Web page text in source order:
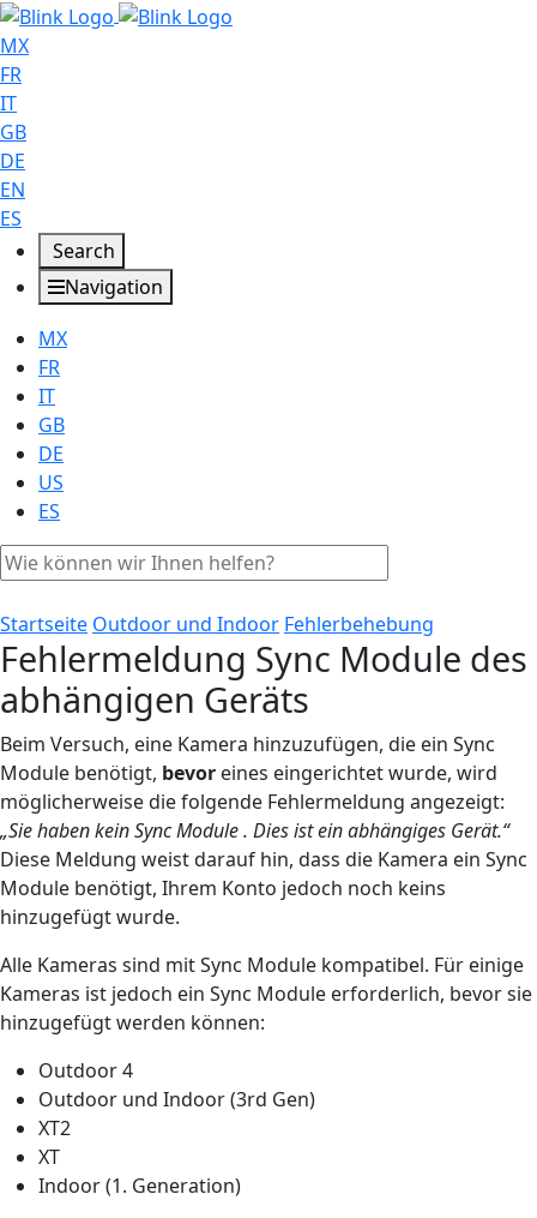
MX
FR
IT
GB
DE
EN
ES
Search
Navigation
MX
FR
IT
GB
DE
US
ES
Startseite Outdoor und Indoor Fehlerbehebung
Fehlermeldung Sync Module des
abhängigen Geräts
Beim Versuch, eine Kamera hinzuzufügen, die ein Sync
Module benötigt, bevor eines eingerichtet wurde, wird
möglicherweise die folgende Fehlermeldung angezeigt:
„Sie haben kein Sync Module . Dies ist ein abhängiges Gerät.“
Diese Meldung weist darauf hin, dass die Kamera ein Sync
Module benötigt, Ihrem Konto jedoch noch keins
hinzugefügt wurde.
Alle Kameras sind mit Sync Module kompatibel. Für einige
Kameras ist jedoch ein Sync Module erforderlich, bevor sie
hinzugefügt werden können:
Outdoor 4
Outdoor und Indoor (3rd Gen)
XT2
XT
Indoor (1. Generation)